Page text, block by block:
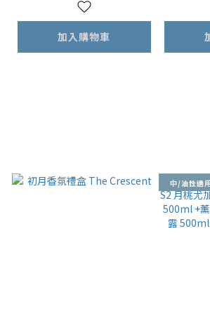
加入購物車
中/油性適